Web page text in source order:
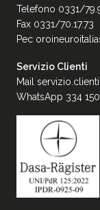
Telefono 0331/
Fax 0331/70.17.73
Pec
Servizio Clienti
Mail
WhatsApp 334